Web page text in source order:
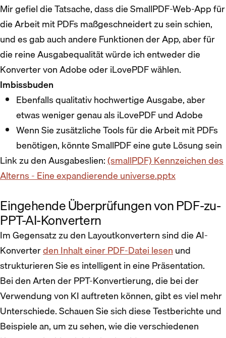
Mir gefiel die Tatsache, dass die SmallPDF-Web-App für
die Arbeit mit PDFs maßgeschneidert zu sein schien,
und es gab auch andere Funktionen der App, aber für
die reine Ausgabequalität würde ich entweder die
Konverter von Adobe oder iLovePDF wählen.
Imbissbuden
Ebenfalls qualitativ hochwertige Ausgabe, aber
etwas weniger genau als iLovePDF und Adobe
Wenn Sie zusätzliche Tools für die Arbeit mit PDFs
benötigen, könnte SmallPDF eine gute Lösung sein
Link zu den Ausgabeslien:(smallPDF) Kennzeichen des
Alterns - Eine expandierende universe.pptx
Eingehende Überprüfungen von PDF-zu-
PPT-AI-Konvertern
Im Gegensatz zu den Layoutkonvertern sind die AI-
Konverterden Inhalt einer PDF-Datei lesenund
strukturieren Sie es intelligent in eine Präsentation.
Bei den Arten der PPT-Konvertierung, die bei der
Verwendung von KI auftreten können, gibt es viel mehr
Unterschiede. Schauen Sie sich diese Testberichte und
Beispiele an, um zu sehen, wie die verschiedenen